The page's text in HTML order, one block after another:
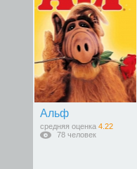
Альф
средняя оценка 4.22
78 человек